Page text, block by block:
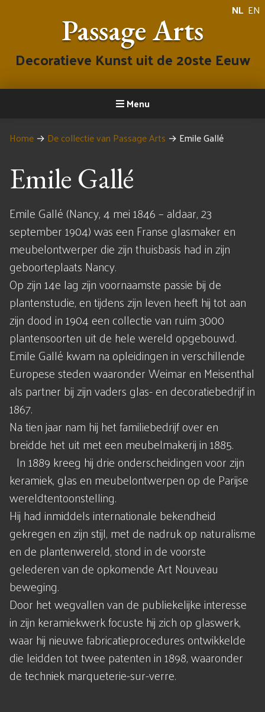
NL EN
Passage Arts
Decoratieve Kunst uit de 20ste Eeuw
Menu
Home → De collectie van Passage Arts → Emile Gallé
Emile Gallé
Emile Gallé (Nancy, 4 mei 1846 – aldaar, 23
september 1904) was een Franse glasmaker en
meubelontwerper die zijn thuisbasis had in zijn
geboorteplaats Nancy.
Op zijn 14e lag zijn voornaamste passie bij de
plantenstudie, en tijdens zijn leven heeft hij tot aan
zijn dood in 1904 een collectie van ruim 3000
plantensoorten uit de hele wereld opgebouwd.
Emile Gallé kwam na opleidingen in verschillende
Europese steden waaronder Weimar en Meisenthal
als partner bij zijn vaders glas- en decoratiebedrijf in
1867.
Na tien jaar nam hij het familiebedrijf over en
breidde het uit met een meubelmakerij in 1885.
In 1889 kreeg hij drie onderscheidingen voor zijn
keramiek, glas en meubelontwerpen op de Parijse
wereldtentoonstelling.
Hij had inmiddels internationale bekendheid
gekregen en zijn stijl, met de nadruk op naturalisme
en de plantenwereld, stond in de voorste
gelederen van de opkomende Art Nouveau
beweging.
Door het wegvallen van de publiekelijke interesse
in zijn keramiekwerk focuste hij zich op glaswerk,
waar hij nieuwe fabricatieprocedures ontwikkelde
die leidden tot twee patenten in 1898, waaronder
de techniek marqueterie-sur-verre.